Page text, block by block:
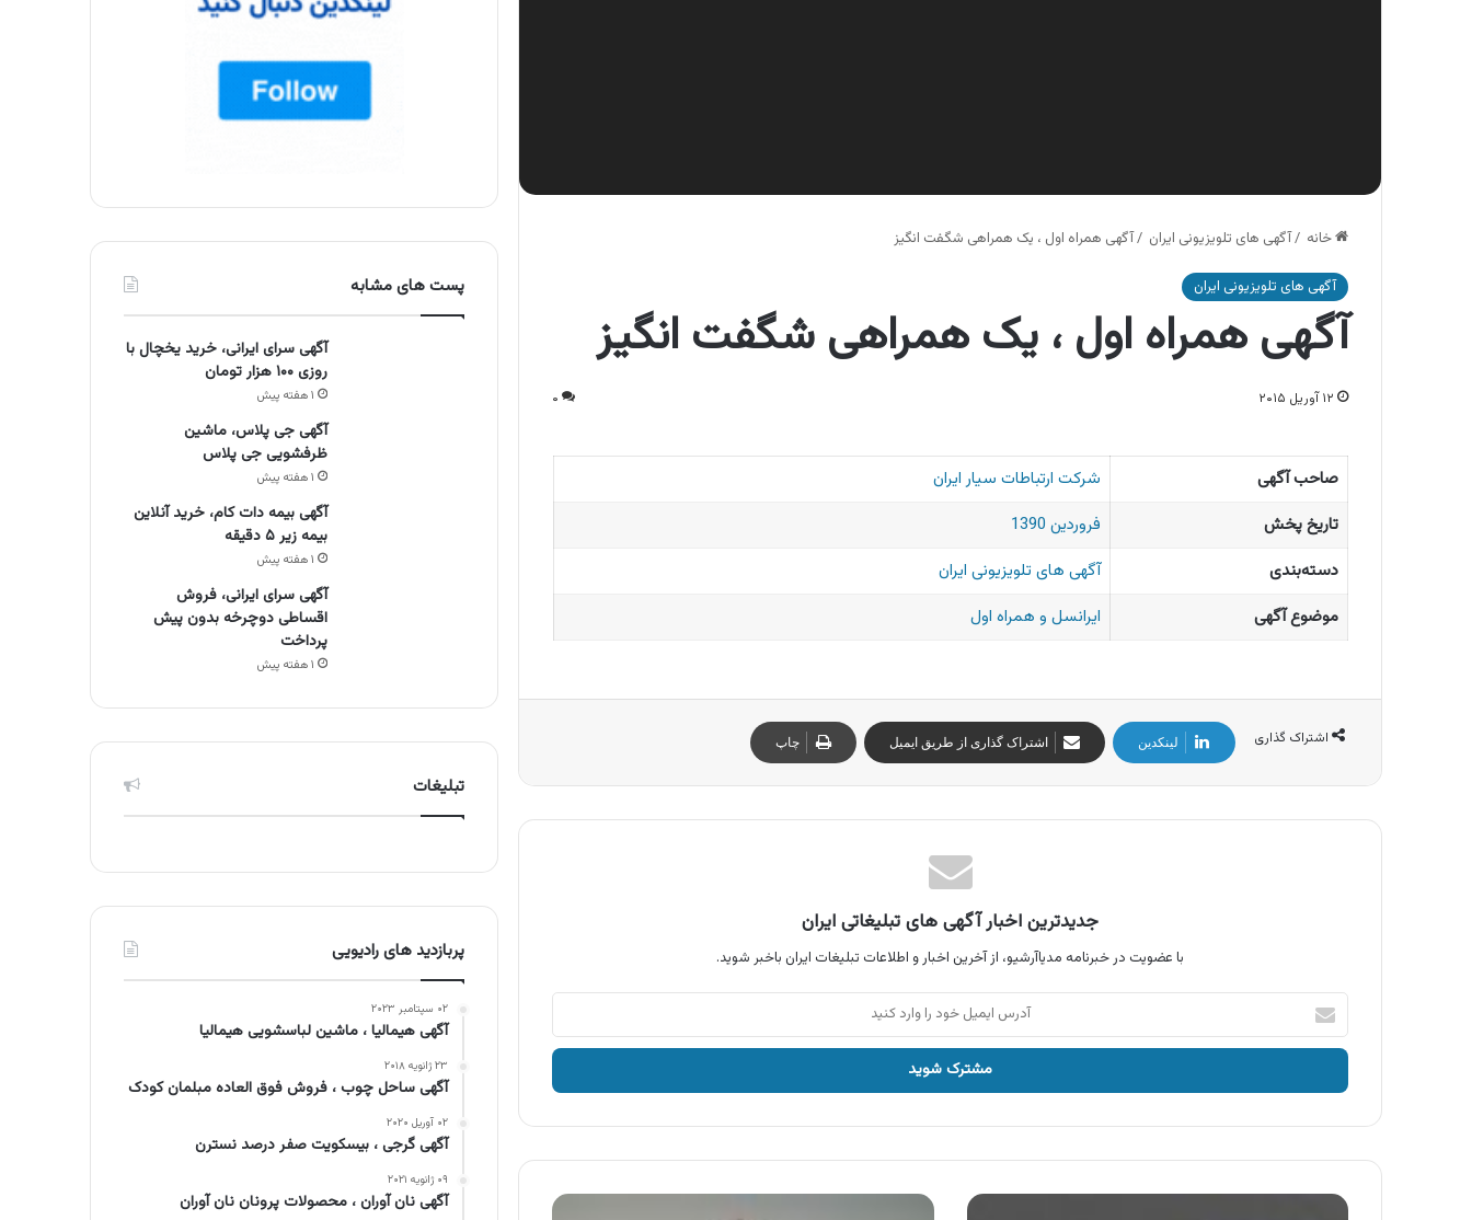
خانه /آگهی های تلویزیونی ایران /آگهی همراه اول ، یک همراهی شگفت انگیز
آگهی های تلویزیونی ایران
آگهی همراه اول ، یک همراهی شگفت انگیز
۱۲ آوریل ۲۰۱۵ ۰
صاحب آگهی
شرکت ارتباطات سیار ایران
تاریخ پخش
فروردین 1390
دسته‌بندی
آگهی های تلویزیونی ایران
موضوع آگهی
ایرانسل و همراه اول
اشتراک گذاری لینکدین اشتراک گذاری از طریق ایمیل چاپ
جدیدترین اخبار آگهی های تبلیغاتی ایران
با عضویت در خبرنامه مدیاآرشیو، از آخرین اخبار و اطلاعات تبلیغات ایران باخبر شوید.
آدرس
ایمیل
خود
وارد
آگهی
شرکت
پست های مشابه
آگهی سرای ایرانی، خرید یخچال با
روزی ۱۰۰ هزار تومان
۱ هفته پیش
آگهی جی پلاس، ماشین
ظرفشویی جی پلاس
۱ هفته پیش
آگهی بیمه دات کام، خرید آنلاین
بیمه زیر ۵ دقیقه
۱ هفته پیش
آگهی سرای ایرانی، فروش
اقساطی دوچرخه بدون پیش
پرداخت
۱ هفته پیش
تبلیغات
پربازدید های رادیویی
۰۲ سپتامبر ۲۰۲۳
آگهی هیمالیا ، ماشین لباسشویی هیمالیا
۲۳ ژانویه ۲۰۱۸
آگهی ساحل چوب ، فروش فوق العاده مبلمان کودک
۰۲ آوریل ۲۰۲۰
آگهی گرجی ، بیسکویت صفر درصد نسترن
۰۹ ژانویه ۲۰۲۱
آگهی نان آوران ، محصولات پرونان نان آوران